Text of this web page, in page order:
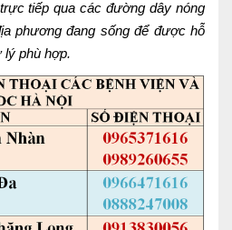
tiếp qua các đường dây nóng
phương đang sống để được hỗ
lý phù hợp.